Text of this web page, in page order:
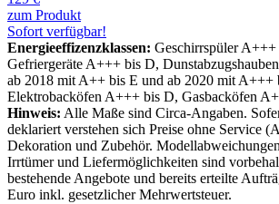
zum Produkt
Sofort verfügbar!
Energieeffizenzklassen: Geschirrspüler
Gefriergeräte A+++ bis D,
ab 2018 mit A++ bis E und ab 2020 mit A+++
Elektrobacköfen A+++ bis D, Gasbacköfen
Hinweis: Alle Maße sind Circa-Angaben.
deklariert verstehen sich Preise ohne Service
Dekoration und Zubehör.
Irrtümer und Liefermöglichkeiten sind
bestehende Angebote und bereits erteilte
Euro inkl. gesetzlicher Mehrwertsteuer.